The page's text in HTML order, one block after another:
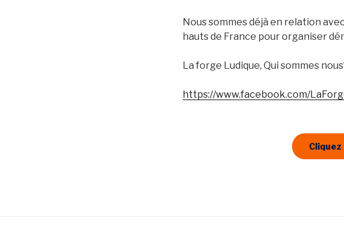
Nous sommes déjà en relation
hauts de France pour organiser
La forge Ludique, Qui sommes
https://www.facebook.com/